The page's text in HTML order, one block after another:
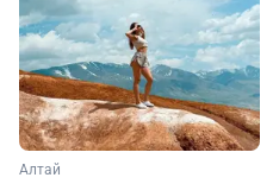
Алтай